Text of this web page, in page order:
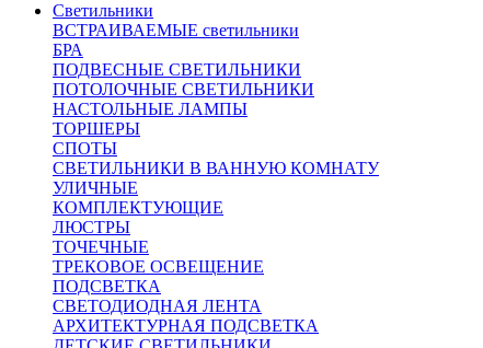
Светильники
ВСТРАИВАЕМЫЕ светильники
БРА
ПОДВЕСНЫЕ СВЕТИЛЬНИКИ
ПОТОЛОЧНЫЕ СВЕТИЛЬНИКИ
НАСТОЛЬНЫЕ ЛАМПЫ
ТОРШЕРЫ
СПОТЫ
СВЕТИЛЬНИКИ В ВАННУЮ КОМНАТУ
УЛИЧНЫЕ
КОМПЛЕКТУЮЩИЕ
ЛЮСТРЫ
ТОЧЕЧНЫЕ
ТРЕКОВОЕ ОСВЕЩЕНИЕ
ПОДСВЕТКА
СВЕТОДИОДНАЯ ЛЕНТА
АРХИТЕКТУРНАЯ ПОДСВЕТКА